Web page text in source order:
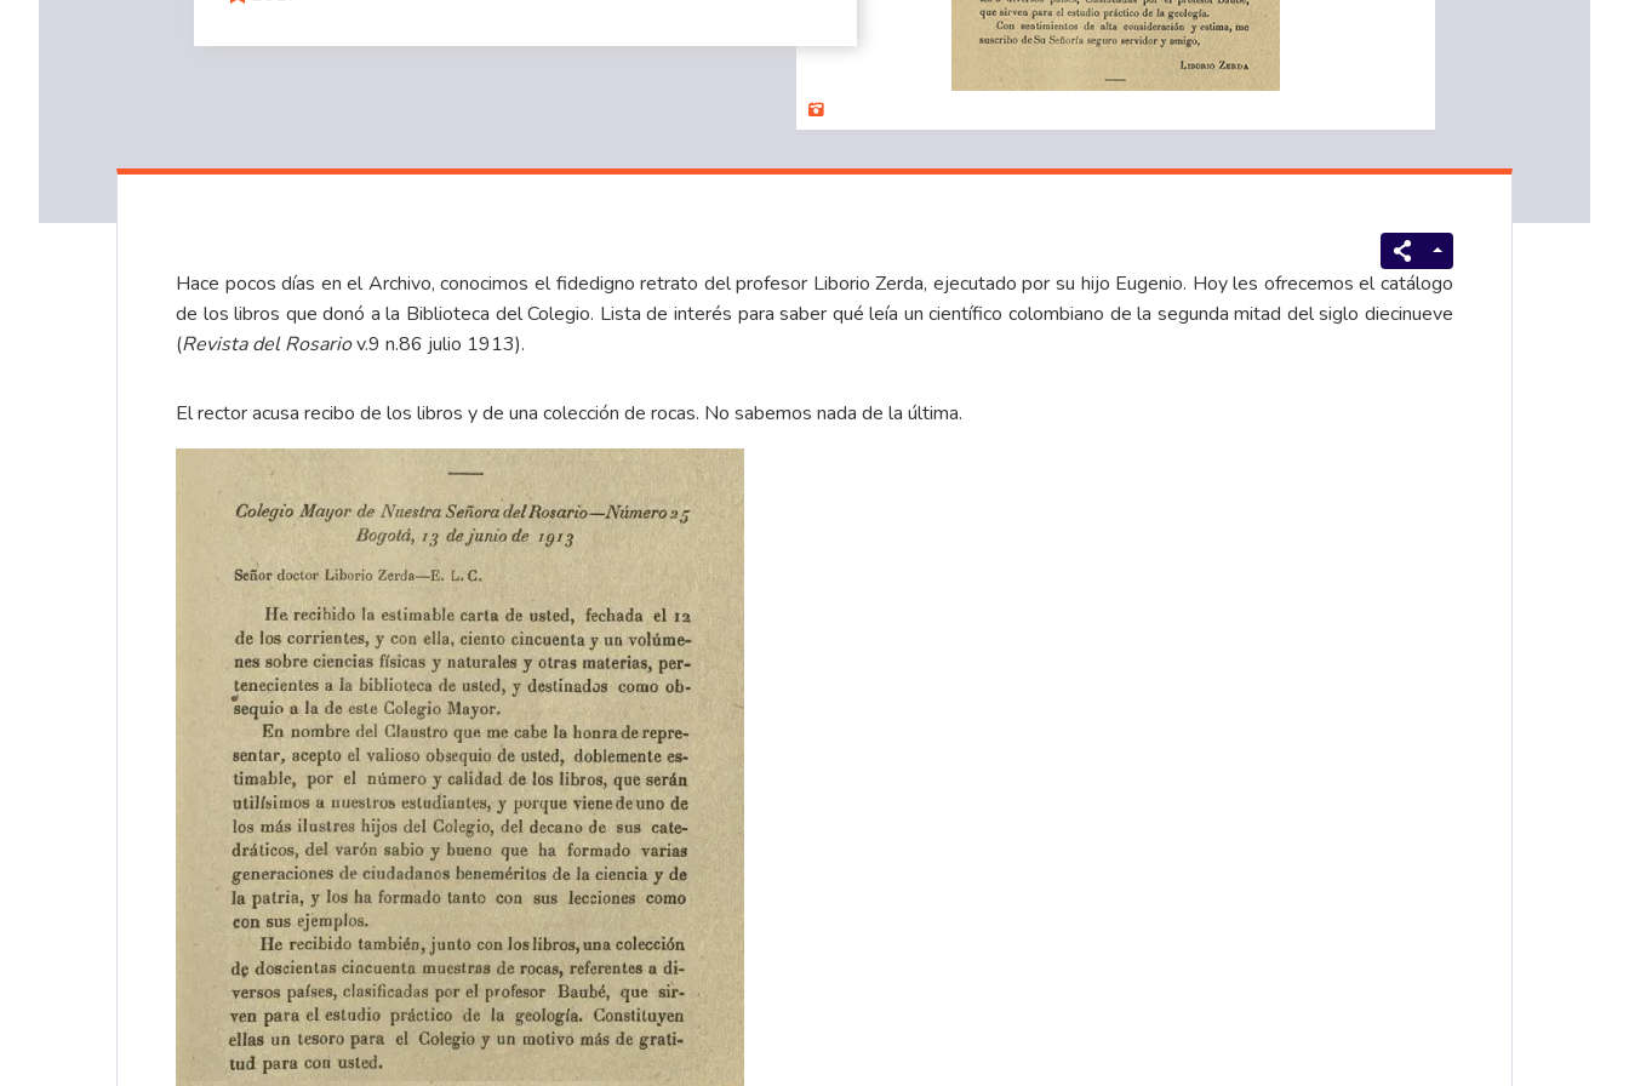
Hace pocos días en el Archivo, conocimos el fidedignoretrato del profesor Liborio Zerda, ejecutado por su hijo Eugenio. Hoy les ofrecemos el catálogo
de los libros que donó a la Biblioteca del Colegio. Lista de interés para saber qué leía un científico colombiano de la segunda mitad del siglo diecinueve
(Revista del Rosariov.9 n.86 julio 1913).
El rector acusa recibo de los libros y de una colección de rocas. No sabemos nada de la última.